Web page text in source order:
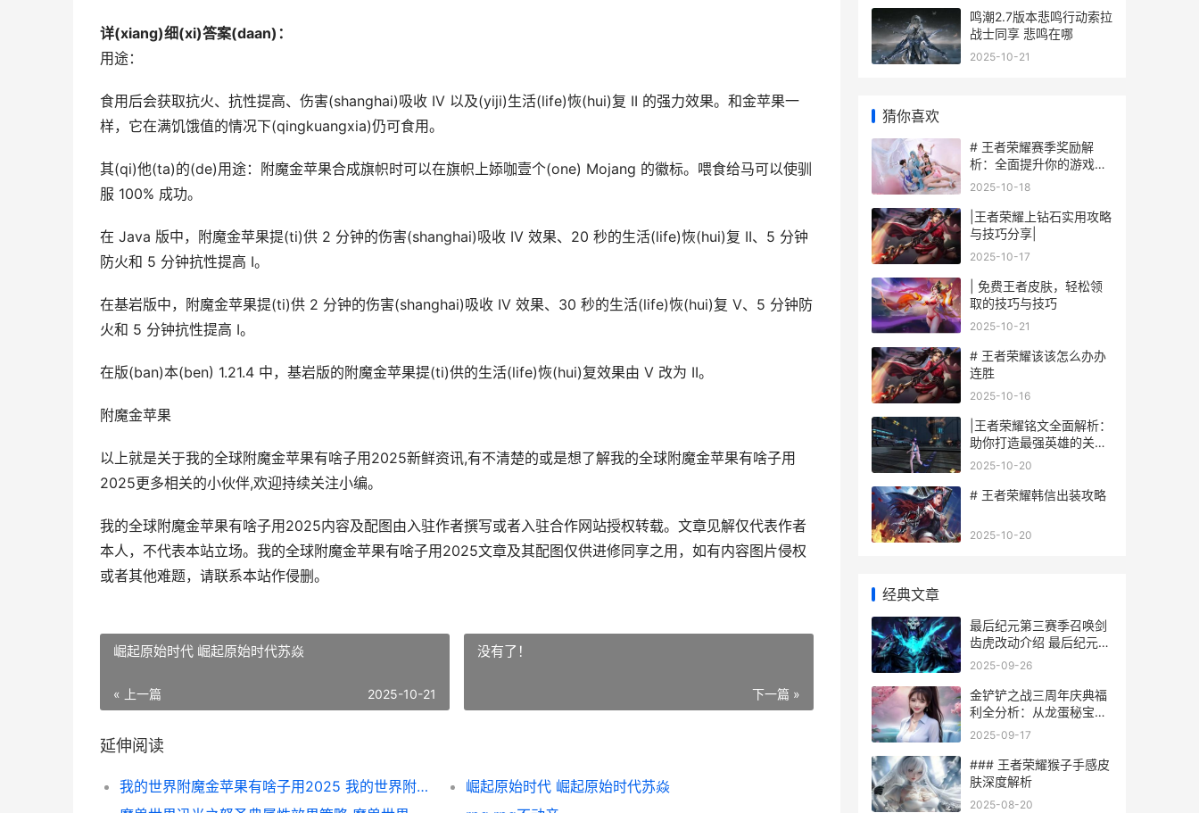
详(xiang)细(xi)答案(daan)：
用途：
食用后会获取抗火、抗性提高、伤害(shanghai)吸收 IV 以及(yiji)生活(life)恢(hui)复 II 的强力效果。和金苹果一
样，它在满饥饿值的情况下(qingkuangxia)仍可食用。
其(qi)他(ta)的(de)用途：附魔金苹果合成旗帜时可以在旗帜上婖咖壹个(one) Mojang 的徽标。喂食给马可以使驯
服 100% 成功。
在 Java 版中，附魔金苹果提(ti)供 2 分钟的伤害(shanghai)吸收 IV 效果、20 秒的生活(life)恢(hui)复 II、5 分钟
防火和 5 分钟抗性提高 I。
在基岩版中，附魔金苹果提(ti)供 2 分钟的伤害(shanghai)吸收 IV 效果、30 秒的生活(life)恢(hui)复 V、5 分钟防
火和 5 分钟抗性提高 I。
在版(ban)本(ben) 1.21.4 中，基岩版的附魔金苹果提(ti)供的生活(life)恢(hui)复效果由 V 改为 II。
附魔金苹果
以上就是关于我的全球附魔金苹果有啥子用2025新鲜资讯,有不清楚的或是想了解我的全球附魔金苹果有啥子用
2025更多相关的小伙伴,欢迎持续关注小编。
我的全球附魔金苹果有啥子用2025内容及配图由入驻作者撰写或者入驻合作网站授权转载。文章见解仅代表作者
本人，不代表本站立场。我的全球附魔金苹果有啥子用2025文章及其配图仅供进修同享之用，如有内容图片侵权
或者其他难题，请联系本站作侵删。
崛起原始时代 崛起原始时代苏焱
« 上一篇 2025-10-21
没有了！
下一篇 »
延伸阅读
我的世界附魔金苹果有啥子用2025 我的世界附魔金苹果怎么获得?
崛起原始时代 崛起原始时代苏焱
鸣潮2.7版本悲鸣行动索拉
战士同享 悲鸣在哪
2025-10-21
猜你喜欢
# 王者荣耀赛季奖励解
析：全面提升你的游戏体
验
2025-10-18
|王者荣耀上钻石实用攻略
与技巧分享|
2025-10-17
| 免费王者皮肤，轻松领
取的技巧与技巧
2025-10-21
# 王者荣耀该该怎么办办
连胜
2025-10-16
|王者荣耀铭文全面解析：
助你打造最强英雄的关键
细节|
2025-10-20
# 王者荣耀韩信出装攻略
2025-10-20
经典文章
最后纪元第三赛季召唤剑
齿虎改动介绍 最后纪元第
三赛季原始暗金只能装一
2025-09-26
金铲铲之战三周年庆典福
利全分析：从龙蛋秘宝到
限量周边 金铲铲之战三周
2025-09-17
### 王者荣耀猴子手感皮
肤深度解析
2025-08-20